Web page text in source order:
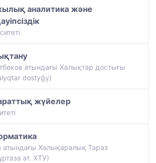
аналитика және
атындағы Халықтар достығы
dostyǵy)
жүйелер
атындағы Халықаралық Тараз
ат. ХТУ)